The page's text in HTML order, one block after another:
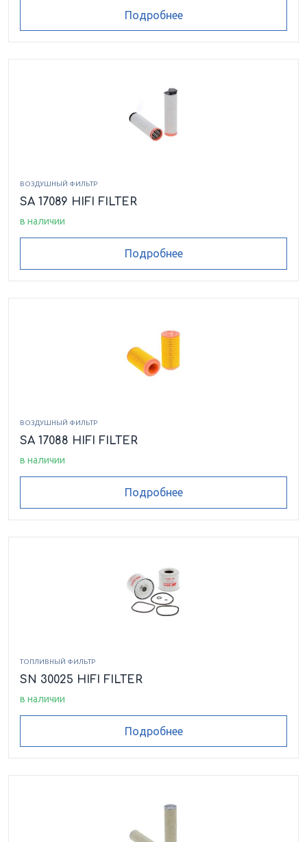
Подробнее
ВОЗДУШНЫЙ ФИЛЬТР
SA 17089 HIFI FILTER
в наличии
Подробнее
ВОЗДУШНЫЙ ФИЛЬТР
SA 17088 HIFI FILTER
в наличии
Подробнее
ТОПЛИВНЫЙ ФИЛЬТР
SN 30025 HIFI FILTER
в наличии
Подробнее